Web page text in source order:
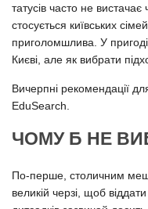
татусів часто не
стосується київських
приголомшлива. У
Києві, але як вибрати
Вичерпні рекомендації
EduSearch.
ЧОМУ Б НЕ
По-перше, столичним
великій черзі, щоб